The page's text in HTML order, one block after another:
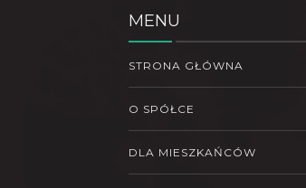
MENU
STRONA GŁÓWNA
O SPÓŁCE
DLA MIESZKAŃCÓW